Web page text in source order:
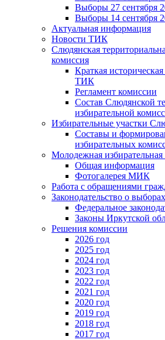
Выборы 27 сентября
Выборы 14 сентября
Актуальная информация
Новости ТИК
Слюдянская
комиссия
Краткая
ТИК
Регламент комиссии
Состав Слюдянской
избирательной
Избирательные участки
Составы и
избирательных
Молодежная избирательная
Общая информация
Фотогалерея МИК
Работа с обращениями
Законодательство о
Федеральное
Законы Иркутской
Решения комиссии
2026 год
2025 год
2024 год
2023 год
2022 год
2021 год
2020 год
2019 год
2018 год
2017 год